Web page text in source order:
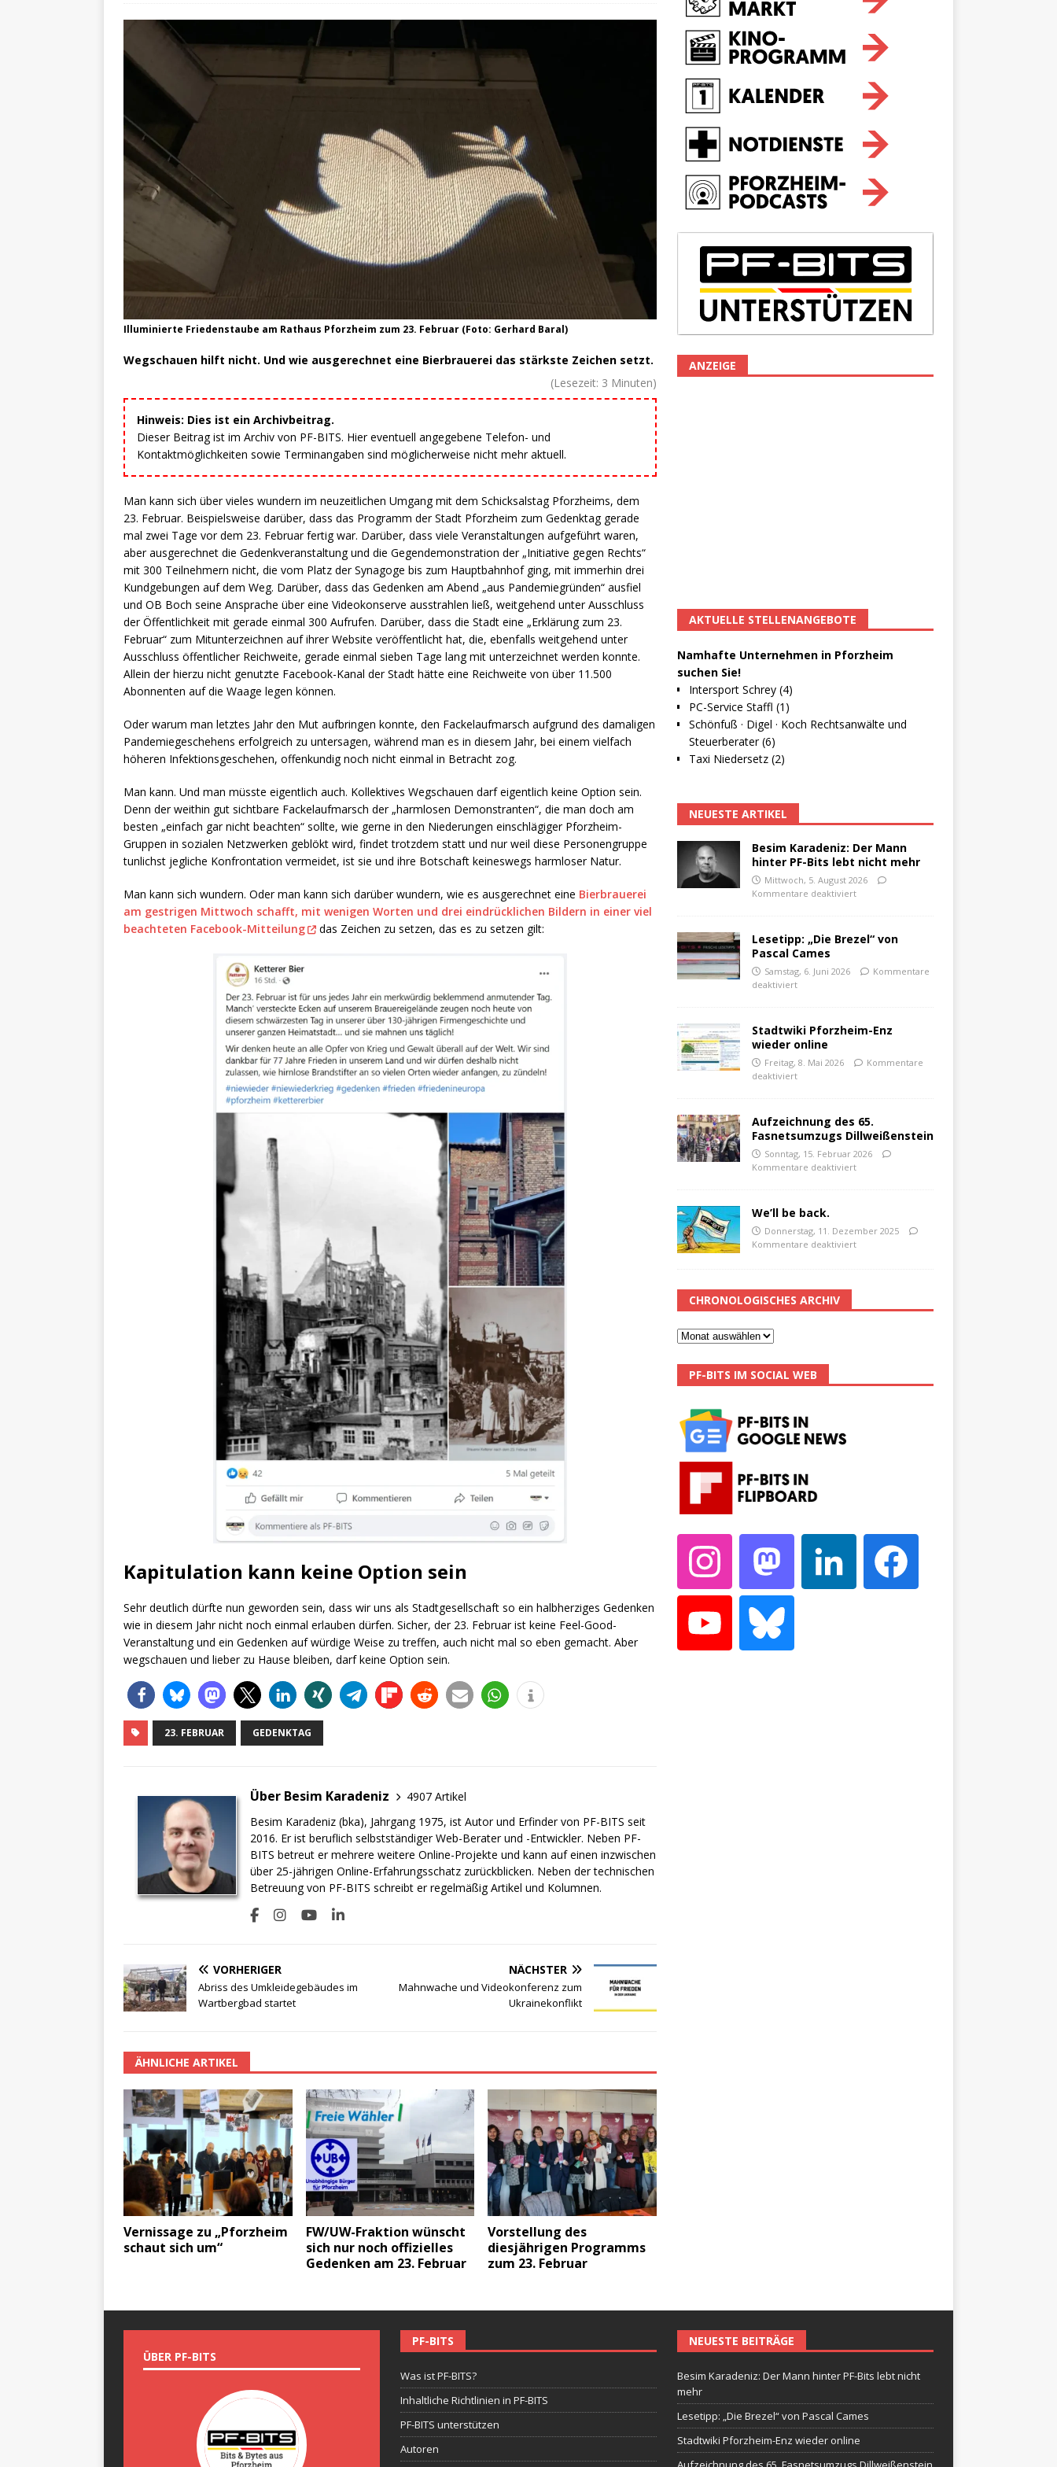
Illuminierte Friedenstaube am Rathaus Pforzheim zum 23. Februar (Foto: Gerhard Baral)
Wegschauen hilft nicht. Und wie ausgerechnet eine Bierbrauerei das stärkste Zeichen setzt.
(Lesezeit: 3 Minuten)
Hinweis: Dies ist ein Archivbeitrag.
Dieser Beitrag ist im Archiv von PF-BITS. Hier eventuell angegebene Telefon- und
Kontaktmöglichkeiten sowie Terminangaben sind möglicherweise nicht mehr aktuell.
Man kann sich über vieles wundern im neuzeitlichen Umgang mit dem Schicksalstag Pforzheims, dem
23. Februar. Beispielsweise darüber, dass das Programm der Stadt Pforzheim zum Gedenktag gerade
mal zwei Tage vor dem 23. Februar fertig war. Darüber, dass viele Veranstaltungen aufgeführt waren,
aber ausgerechnet die Gedenkveranstaltung und die Gegendemonstration der „Initiative gegen Rechts“
mit 300 Teilnehmern nicht, die vom Platz der Synagoge bis zum Hauptbahnhof ging, mit immerhin drei
Kundgebungen auf dem Weg. Darüber, dass das Gedenken am Abend „aus Pandemiegründen“ ausfiel
und OB Boch seine Ansprache über eine Videokonserve ausstrahlen ließ, weitgehend unter Ausschluss
der Öffentlichkeit mit gerade einmal 300 Aufrufen. Darüber, dass die Stadt eine „Erklärung zum 23.
Februar“ zum Mitunterzeichnen auf ihrer Website veröffentlicht hat, die, ebenfalls weitgehend unter
Ausschluss öffentlicher Reichweite, gerade einmal sieben Tage lang mit unterzeichnet werden konnte.
Allein der hierzu nicht genutzte Facebook-Kanal der Stadt hätte eine Reichweite von über 11.500
Abonnenten auf die Waage legen können.
Oder warum man letztes Jahr den Mut aufbringen konnte, den Fackelaufmarsch aufgrund des damaligen
Pandemiegeschehens erfolgreich zu untersagen, während man es in diesem Jahr, bei einem vielfach
höheren Infektionsgeschehen, offenkundig noch nicht einmal in Betracht zog.
Man kann. Und man müsste eigentlich auch. Kollektives Wegschauen darf eigentlich keine Option sein.
Denn der weithin gut sichtbare Fackelaufmarsch der „harmlosen Demonstranten“, die man doch am
besten „einfach gar nicht beachten“ sollte, wie gerne in den Niederungen einschlägiger Pforzheim-
Gruppen in sozialen Netzwerken geblökt wird, findet trotzdem statt und nur weil diese Personengruppe
tunlichst jegliche Konfrontation vermeidet, ist sie und ihre Botschaft keineswegs harmloser Natur.
Man kann sich wundern. Oder man kann sich darüber wundern, wie es ausgerechnet eine Bierbrauerei
am gestrigen Mittwoch schafft, mit wenigen Worten und drei eindrücklichen Bildern in einer viel
beachteten Facebook-Mitteilung
das Zeichen zu setzen, das es zu setzen gilt:
Kapitulation kann keine Option sein
Sehr deutlich dürfte nun geworden sein, dass wir uns als Stadtgesellschaft so ein halbherziges Gedenken
wie in diesem Jahr nicht noch einmal erlauben dürfen. Sicher, der 23. Februar ist keine Feel-Good-
Veranstaltung und ein Gedenken auf würdige Weise zu treffen, auch nicht mal so eben gemacht. Aber
wegschauen und lieber zu Hause bleiben, darf keine Option sein.
23. FEBRUAR GEDENKTAG
Über Besim Karadeniz
4907 Artikel
Besim Karadeniz (bka), Jahrgang 1975, ist Autor und Erfinder von PF-BITS seit
2016. Er ist beruflich selbstständiger Web-Berater und -Entwickler. Neben PF-
BITS betreut er mehrere weitere Online-Projekte und kann auf einen inzwischen
über 25-jährigen Online-Erfahrungsschatz zurückblicken. Neben der technischen
Betreuung von PF-BITS schreibt er regelmäßig Artikel und Kolumnen.
VORHERIGER
Abriss des Umkleidegebäudes im
Wartbergbad startet
NÄCHSTER
Mahnwache und Videokonferenz zum
Ukrainekonflikt
ÄHNLICHE ARTIKEL
Vernissage zu „Pforzheim
schaut sich um“
FW/UW-Fraktion wünscht
sich nur noch offizielles
Gedenken am 23. Februar
Vorstellung des
diesjährigen Programms
zum 23. Februar
ANZEIGE
AKTUELLE STELLENANGEBOTE
Namhafte Unternehmen in Pforzheim
suchen Sie!
Intersport Schrey (4)
PC-Service Staffl (1)
Schönfuß · Digel · Koch Rechtsanwälte und
Steuerberater (6)
Taxi Niedersetz (2)
NEUESTE ARTIKEL
Besim Karadeniz: Der Mann
hinter PF-Bits lebt nicht mehr
Mittwoch, 5. August 2026
Kommentare deaktiviert
Lesetipp: „Die Brezel“ von
Pascal Cames
Samstag, 6. Juni 2026
Kommentare
deaktiviert
Stadtwiki Pforzheim-Enz
wieder online
Freitag, 8. Mai 2026
Kommentare
deaktiviert
Aufzeichnung des 65.
Fasnetsumzugs Dillweißenstein
Sonntag, 15. Februar 2026
Kommentare deaktiviert
We’ll be back.
Donnerstag, 11. Dezember 2025
Kommentare deaktiviert
CHRONOLOGISCHES ARCHIV
PF-BITS IM SOCIAL WEB
ÜBER PF-BITS
PF-BITS
Was ist PF-BITS?
Inhaltliche Richtlinien in PF-BITS
PF-BITS unterstützen
Autoren
NEUESTE BEITRÄGE
Besim Karadeniz: Der Mann hinter PF-Bits lebt nicht
mehr
Lesetipp: „Die Brezel“ von Pascal Cames
Stadtwiki Pforzheim-Enz wieder online